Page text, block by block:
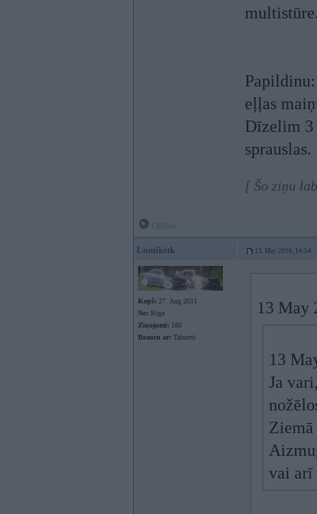
eļļas
Dīzelim 3
sprauslas.
[ Šo ziņu
Lomikstk 13. May 2016, 14:54
Kopš: 27. Aug 2011
No: Rīga
Ziņojumi: 180
Braucu ar: Tabureti
13 May
13
Ja
vai arī